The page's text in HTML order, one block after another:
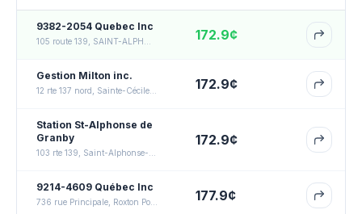
9382-2054 Quebec Inc
172.9¢
Gestion Milton inc.
172.9¢
Station St-Alphonse de
Granby
172.9¢
9214-4609 Québec Inc
177.9¢